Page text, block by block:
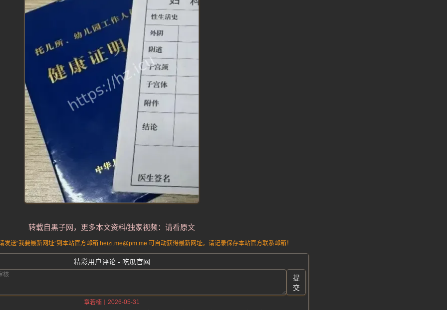
转载自黑子网，更多本文资料/独家视频：请看原文
发送“我要最新网址”到本站官方邮箱 heizi.me@pm.me 可自动获得最新网址。请记录保存本站官方联系邮箱！
精彩用户评论 - 吃瓜官网
提
交
章若楠
2026-05-31